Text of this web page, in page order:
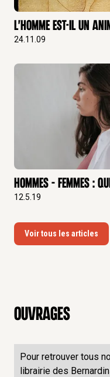
L'homme est-il un
24.11.09
Hommes – Femmes :
12.5.19
Voir tous les articles
Ouvrages
Pour retrouver tous
librairie des